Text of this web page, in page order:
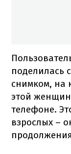
поделилась
снимком, на
этой
телефоне.
взрослых –